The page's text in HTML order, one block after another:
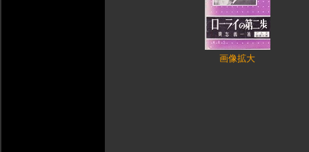
画像拡大